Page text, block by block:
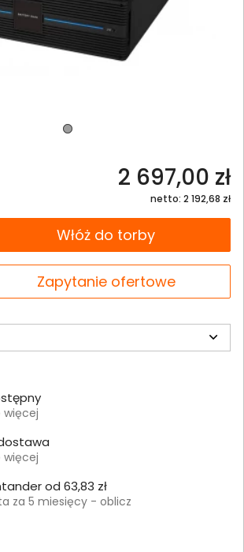
2 697,00 zł
netto: 2 192,68 zł
Włóż do torby
Zapytanie ofertowe
więcej
więcej
od 63,83 zł
za 5 miesięcy - oblicz